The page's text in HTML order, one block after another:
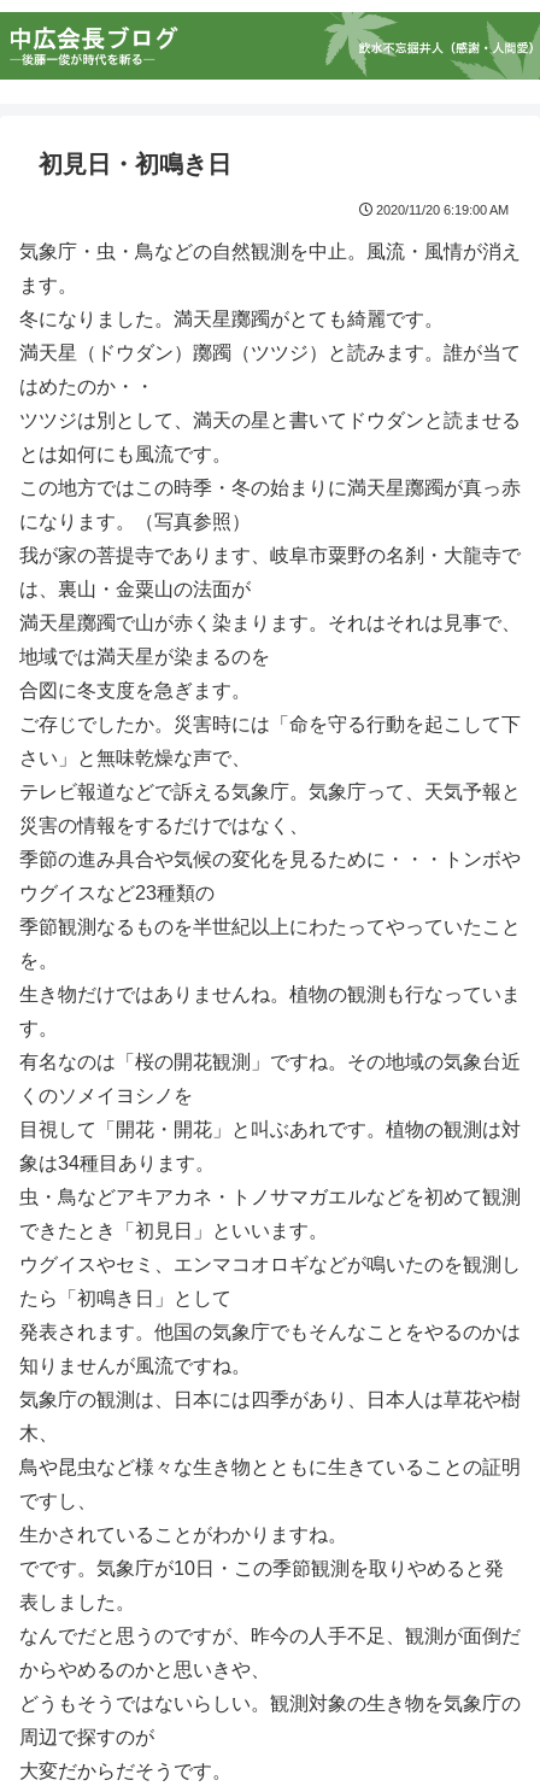
初見日・初鳴き日
2020/11/20 6:19:00 AM
気象庁・虫・鳥などの自然観測を中止。風流・風情が消え
ます。
冬になりました。満天星躑躅がとても綺麗です。
満天星（ドウダン）躑躅（ツツジ）と読みます。誰が当て
はめたのか・・
ツツジは別として、満天の星と書いてドウダンと読ませる
とは如何にも風流です。
この地方ではこの時季・冬の始まりに満天星躑躅が真っ赤
になります。（写真参照）
我が家の菩提寺であります、岐阜市粟野の名刹・大龍寺で
は、裏山・金粟山の法面が
満天星躑躅で山が赤く染まります。それはそれは見事で、
地域では満天星が染まるのを
合図に冬支度を急ぎます。
ご存じでしたか。災害時には「命を守る行動を起こして下
さい」と無味乾燥な声で、
テレビ報道などで訴える気象庁。気象庁って、天気予報と
災害の情報をするだけではなく、
季節の進み具合や気候の変化を見るために・・・トンボや
ウグイスなど23種類の
季節観測なるものを半世紀以上にわたってやっていたこと
を。
生き物だけではありませんね。植物の観測も行なっていま
す。
有名なのは「桜の開花観測」ですね。その地域の気象台近
くのソメイヨシノを
目視して「開花・開花」と叫ぶあれです。植物の観測は対
象は34種目あります。
虫・鳥などアキアカネ・トノサマガエルなどを初めて観測
できたとき「初見日」といいます。
ウグイスやセミ、エンマコオロギなどが鳴いたのを観測し
たら「初鳴き日」として
発表されます。他国の気象庁でもそんなことをやるのかは
知りませんが風流ですね。
気象庁の観測は、日本には四季があり、日本人は草花や樹
木、
鳥や昆虫など様々な生き物とともに生きていることの証明
ですし、
生かされていることがわかりますね。
でです。気象庁が10日・この季節観測を取りやめると発
表しました。
なんでだと思うのですが、昨今の人手不足、観測が面倒だ
からやめるのかと思いきや、
どうもそうではないらしい。観測対象の生き物を気象庁の
周辺で探すのが
大変だからだそうです。